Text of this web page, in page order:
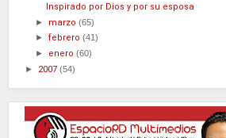
Inspirado por Dios y por su esposa
► marzo(65)
►febrero(41)
► enero(60)
► 2007 (54)